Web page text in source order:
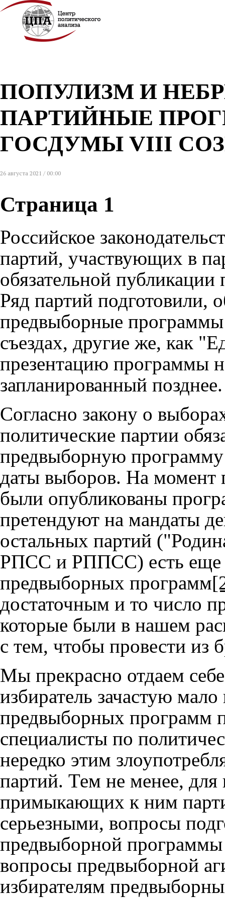
ПОПУЛИЗМ И
ПАРТИЙНЫЕ
ГОСДУМЫ VIII
26 августа 2021 / 00:00
Страница 1
Российское
партий, участвующих в
обязательной
Ряд партий подготовили,
предвыборные
съездах, другие же, как
презентацию программы
запланированный позднее.
Согласно закону о
политические партии
предвыборную программу
даты выборов. На момент
были опубликованы
претендуют на мандаты
остальных партий
РПСС и РППСС) есть еще
предвыборных программ
достаточным и то число
которые были в нашем
с тем, чтобы провести из
Мы прекрасно отдаем
избиратель зачастую
предвыборных программ
специалисты по
нередко этим
партий. Тем не менее, для
примыкающих к ним
серьезными, вопросы
предвыборной программы
вопросы предвыборной
избирателям